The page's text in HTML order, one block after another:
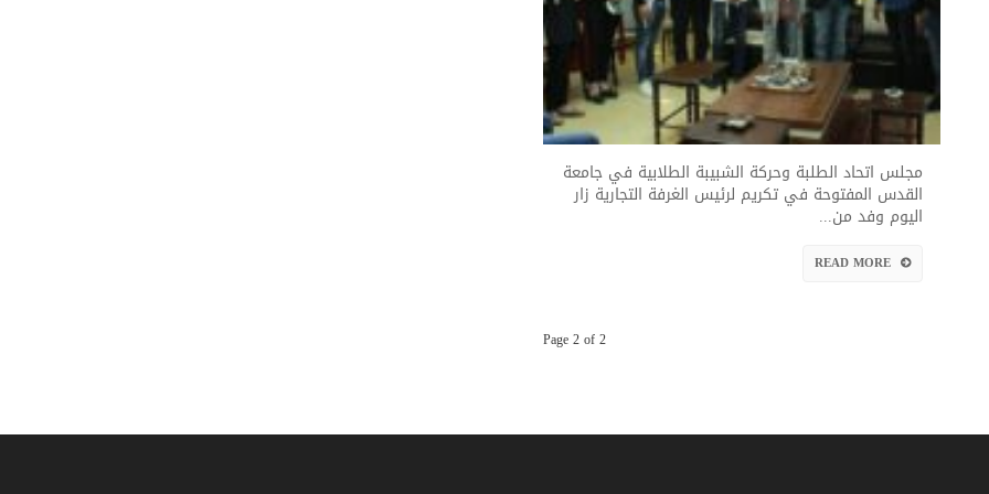
المفتوحة في تكريم لرئيس الغرفة
التجارية
مجلس اتحاد الطلبة وحركة الشبيبة الطلابية في جامعة
القدس المفتوحة في تكريم لرئيس الغرفة التجارية زار
اليوم وفد من...
READ MORE
Page 2 of 2